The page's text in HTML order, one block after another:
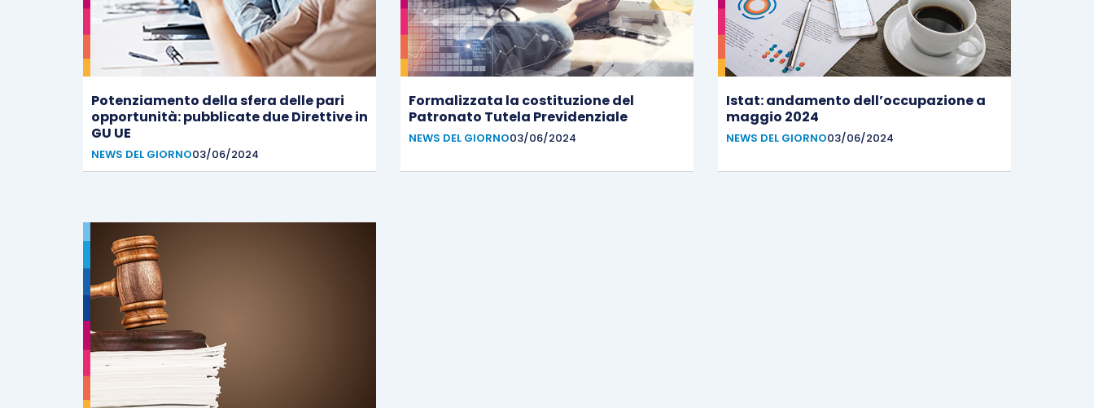
Potenziamento della sfera delle pari
opportunità: pubblicate due Direttive in
GU UE
NEWS DEL GIORNO03/06/2024
Formalizzata la costituzione del
Patronato Tutela Previdenziale
NEWS DEL GIORNO03/06/2024
Istat: andamento dell’occupazione a
maggio 2024
NEWS DEL GIORNO03/06/2024